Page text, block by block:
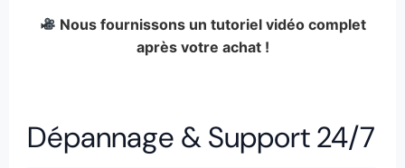
Nous fournissons un tutoriel vidéo complet
après votre achat !
Dépannage & Support 24/7